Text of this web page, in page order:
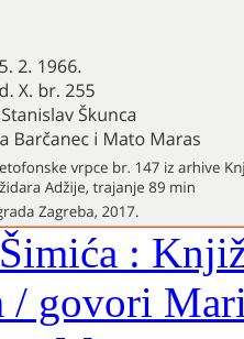
:
/ govori